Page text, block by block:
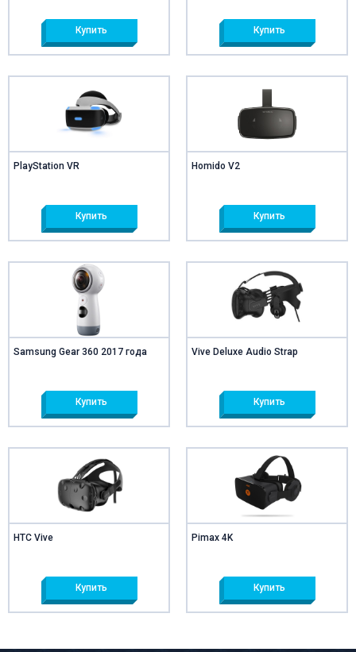
Купить Купить
PlayStation VR
Купить
Homido V2
Купить
Samsung Gear 360 2017 года
Купить
Vive Deluxe Audio Strap
Купить
HTC Vive
Купить
Pimax 4K
Купить